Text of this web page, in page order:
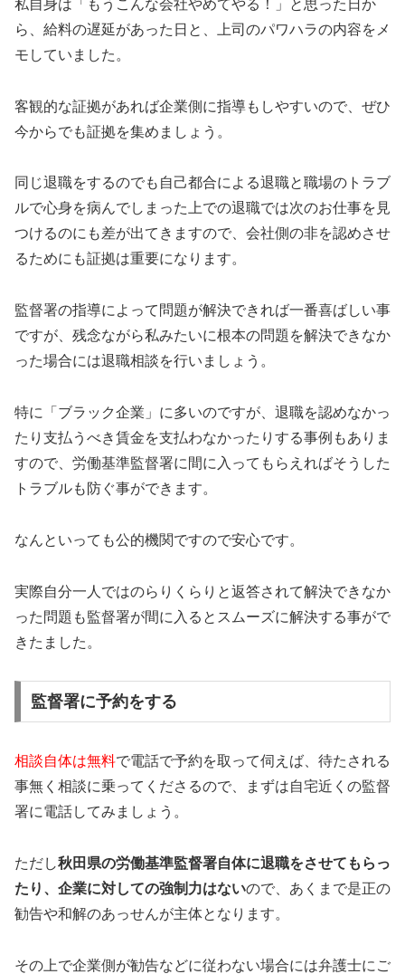
私自身は「もうこんな会社やめてやる！」と思った日か
ら、給料の遅延があった日と、上司のパワハラの内容をメ
モしていました。
客観的な証拠があれば企業側に指導もしやすいので、ぜひ
今からでも証拠を集めましょう。
同じ退職をするのでも自己都合による退職と職場のトラブ
ルで心身を病んでしまった上での退職では次のお仕事を見
つけるのにも差が出てきますので、会社側の非を認めさせ
るためにも証拠は重要になります。
監督署の指導によって問題が解決できれば一番喜ばしい事
ですが、残念ながら私みたいに根本の問題を解決できなか
った場合には退職相談を行いましょう。
特に「ブラック企業」に多いのですが、退職を認めなかっ
たり支払うべき賃金を支払わなかったりする事例もありま
すので、労働基準監督署に間に入ってもらえればそうした
トラブルも防ぐ事ができます。
なんといっても公的機関ですので安心です。
実際自分一人ではのらりくらりと返答されて解決できなか
った問題も監督署が間に入るとスムーズに解決する事がで
きたました。
監督署に予約をする
相談自体は無料で電話で予約を取って伺えば、待たされる
事無く相談に乗ってくださるので、まずは自宅近くの監督
署に電話してみましょう。
ただし秋田県の労働基準監督署自体に退職をさせてもらっ
たり、企業に対しての強制力はないので、あくまで是正の
勧告や和解のあっせんが主体となります。
その上で企業側が勧告などに従わない場合には弁護士にご